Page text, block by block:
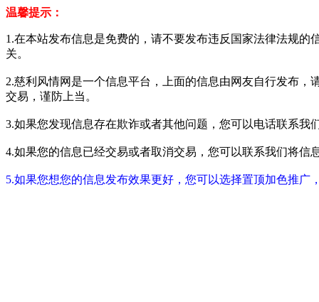
温馨提示：
1.在本站发布信息是免费的，请不要发布违反国家法律法规
关。
2.慈利风情网是一个信息平台，上面的信息由网友自行发布
交易，谨防上当。
3.如果您发现信息存在欺诈或者其他问题，您可以电话联系我
4.如果您的信息已经交易或者取消交易，您可以联系我们将信
5.如果您想您的信息发布效果更好，您可以选择置顶加色推广